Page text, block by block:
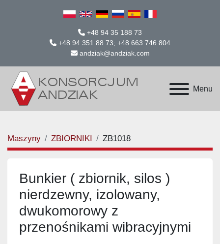
+48 94 35 188 73
+48 94 351 88 73; +48 663 746 804
andziak@andziak.com
Menu
Maszyny ZBIORNIKI ZB1018
Bunkier ( zbiornik, silos )
nierdzewny, izolowany,
dwukomorowy z
przenośnikami wibracyjnymi